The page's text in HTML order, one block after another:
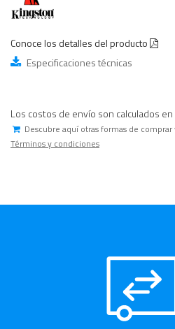
Conoce los detalles del producto
Especificaciones técnicas
Los costos de envío son calculados
Descubre aquí otras formas de
Términos y condiciones